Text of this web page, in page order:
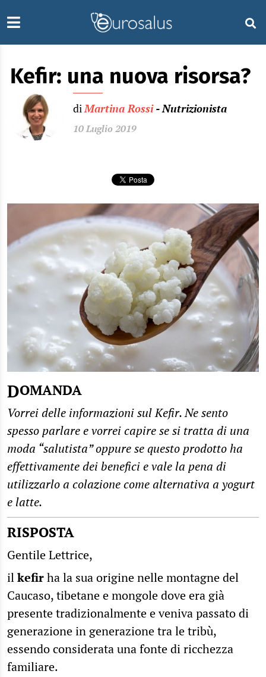
Kefir: una nuova risorsa?
diMartina Rossi - Nutrizionista
10 Luglio 2019
DOMANDA
Vorrei delle informazioni sul Kefir. Ne sento
spesso parlare e vorrei capire se si tratta di una
moda “salutista” oppure se questo prodotto ha
effettivamente dei benefici e vale la pena di
utilizzarlo a colazione come alternativa a yogurt
e latte.
RISPOSTA
Gentile Lettrice,
ilkefirha la sua origine nelle montagne del
Caucaso, tibetane e mongole dove era già
presente tradizionalmente e veniva passato di
generazione in generazione tra le tribù,
essendo considerata una fonte di ricchezza
familiare.